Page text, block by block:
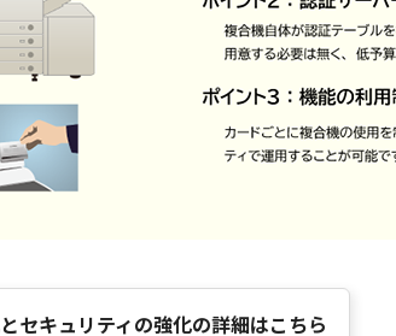
セキュリティの強化の詳細はこちら